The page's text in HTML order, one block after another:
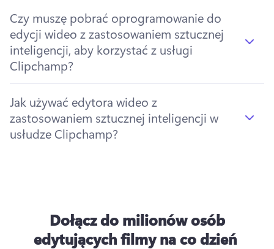
Czy muszę pobrać oprogramowanie do
edycji wideo z zastosowaniem sztucznej
inteligencji, aby korzystać z usługi
Clipchamp?
Jak używać edytora wideo z
zastosowaniem sztucznej inteligencji w
usłudze Clipchamp?
Dołącz do milionów osób
edytujących filmy na co dzień